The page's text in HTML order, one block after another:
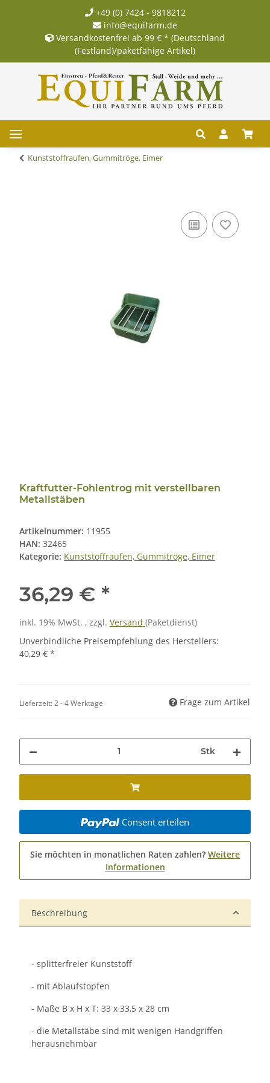
+49 (0) 7424 - 9818212
info@equifarm.de
Versandkostenfrei ab 99 € * (Deutschland
(Festland)/paketfähige Artikel)
Kunststoffraufen, Gummitröge, Eimer
Kraftfutter-Fohlentrog mit verstellbaren
Metallstäben
Artikelnummer: 11955
HAN: 32465
Kategorie: Kunststoffraufen, Gummitröge, Eimer
36,29 € *
inkl. 19% MwSt. , zzgl. Versand (Paketdienst)
Unverbindliche Preisempfehlung des Herstellers:
40,29 € *
Lieferzeit:2 - 4 Werktage Frage zum Artikel
Stk
Consent erteilen
Sie möchten in monatlichen Raten zahlen? Weitere
Informationen
Beschreibung
- splitterfreier Kunststoff
- mit Ablaufstopfen
- Maße B x H x T: 33 x 33,5 x 28 cm
- die Metallstäbe sind mit wenigen Handgriffen
herausnehmbar